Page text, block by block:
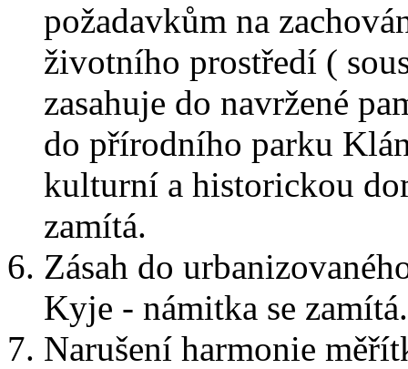
požadavkům na
životního prostředí (
zasahuje do navržené
do přírodního parku
kulturní a historickou
zamítá.
Zásah do
Kyje - námitka se zamítá.
Narušení harmonie